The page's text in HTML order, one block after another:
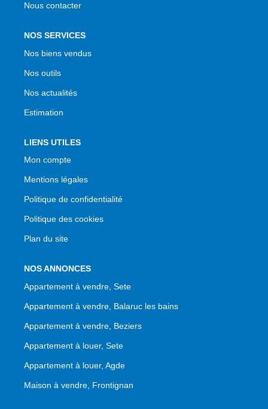
Nous contacter
NOS SERVICES
Nos biens vendus
Nos outils
Nos actualités
Estimation
LIENS UTILES
Mon compte
Mentions légales
Politique de confidentialité
Politique des cookies
Plan du site
NOS ANNONCES
Appartement à vendre, Sete
Appartement à vendre, Balaruc les bains
Appartement à vendre, Beziers
Appartement à louer, Sete
Appartement à louer, Agde
Maison à vendre, Frontignan